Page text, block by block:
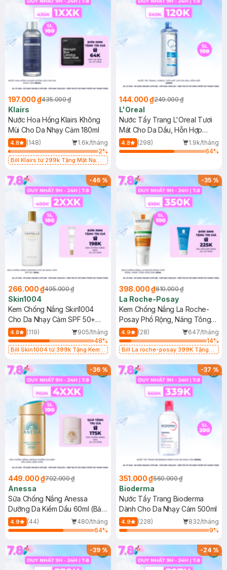
197.000 ₫435.000 ₫
Klairs
Nước Hoa Hồng Klairs Không
Mùi Cho Da Nhạy Cảm 180ml
4.8 (148)
1.6k/tháng
2%
Bill Klairs từ 299k Tặng Mặt Nạ
25ml (SL Có Hạn)
144.000 ₫249.000 ₫
L'Oreal
Nước Tẩy Trang L'Oreal Tươi
Mát Cho Da Dầu, Hỗn Hợp
400ml
4.8 (298)
1.9k/tháng
64%
-46%
266.000 ₫495.000 ₫
Skin1004
Kem Chống Nắng Skin1004
Cho Da Nhạy Cảm SPF 50+
50ml
4.8 (119)
905/tháng
48%
Bill Skin1004 từ 399k Tặng Kem
SPF 50+ 20ml (SL Có Hạn)
-35%
398.000 ₫610.000 ₫
La Roche-Posay
Kem Chống Nắng La Roche-
Posay Phổ Rộng, Nâng Tông
Kiềm Dầu 50ml
4.9 (28)
647/tháng
14%
Bill La roche-posay 399K Tặng
(SL có hạn)
-36%
449.000 ₫702.000 ₫
Anessa
Sữa Chống Nắng Anessa
Dưỡng Da Kiềm Dầu 60ml (Bản
Mới)
4.9 (44)
480/tháng
64%
-37%
351.000 ₫560.000 ₫
Bioderma
Nước Tẩy Trang Bioderma
Dành Cho Da Nhạy Cảm 500ml
4.9 (228)
832/tháng
9%
-39% -24%